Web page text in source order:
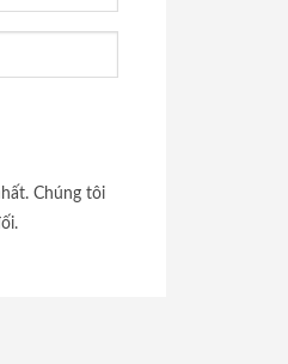
Chúng tôi